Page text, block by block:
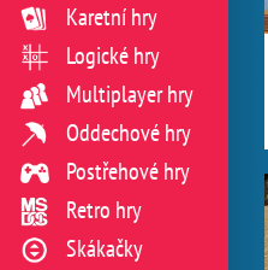
Karetní hry
Logické hry
Multiplayer hry
Oddechové hry
Postřehové hry
Retro hry
Skákačky